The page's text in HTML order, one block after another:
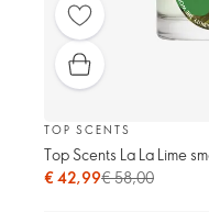
TOP SCENTS
Top Scents La La Lime
€ 42,99€ 58,00